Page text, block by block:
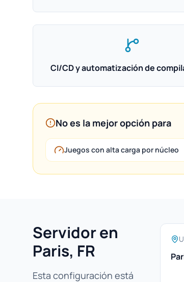
CI/CD y automatización de
No es la mejor opción para
Juegos con alta carga por núcleo
Servidor en
Paris, FR
Esta configuración está